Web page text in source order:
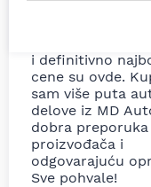
Uporedila sam
prodavnice auto
i definitivno
cene su ovde.
sam više puta
delove iz MD
dobra preporuka
proizvođača i
odgovarajuću
Sve pohvale!